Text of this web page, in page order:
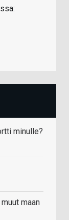
minulle?
maan